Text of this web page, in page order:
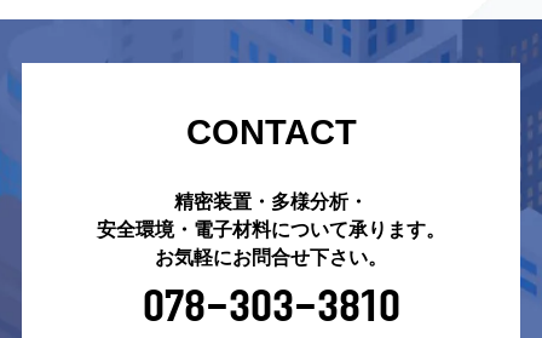
CONTACT
精密装置・多様分析・
安全環境・電子材料について承ります。
お気軽にお問合せ下さい。
078-303-3810